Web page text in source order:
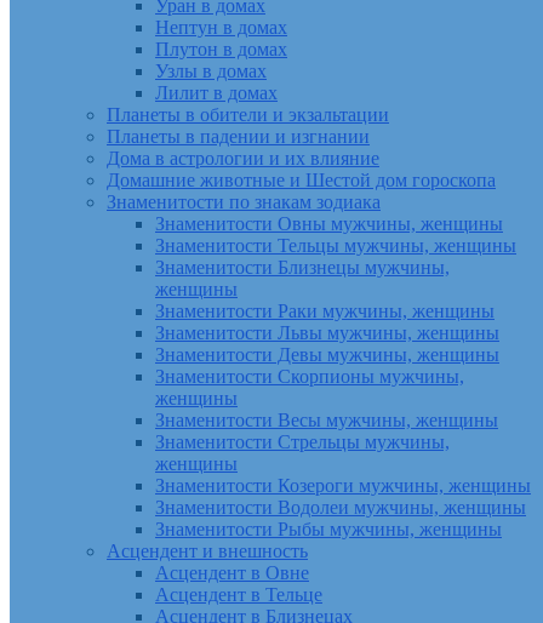
Уран в домах
Нептун в домах
Плутон в домах
Узлы в домах
Лилит в домах
Планеты в обители и экзальтации
Планеты в падении и изгнании
Дома в астрологии и их влияние
Домашние животные и Шестой дом гороскопа
Знаменитости по знакам зодиака
Знаменитости Овны мужчины, женщины
Знаменитости Тельцы мужчины, женщины
Знаменитости Близнецы мужчины,
женщины
Знаменитости Раки мужчины, женщины
Знаменитости Львы мужчины, женщины
Знаменитости Девы мужчины, женщины
Знаменитости Скорпионы мужчины,
женщины
Знаменитости Весы мужчины, женщины
Знаменитости Стрельцы мужчины,
женщины
Знаменитости Козероги мужчины, женщины
Знаменитости Водолеи мужчины, женщины
Знаменитости Рыбы мужчины, женщины
Асцендент и внешность
Асцендент в Овне
Асцендент в Тельце
Асцендент в Близнецах